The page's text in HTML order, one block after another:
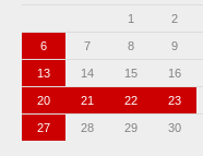
1 2
6 7 8 9
13 14 15 16
20 21 22 23
27 28 29 30